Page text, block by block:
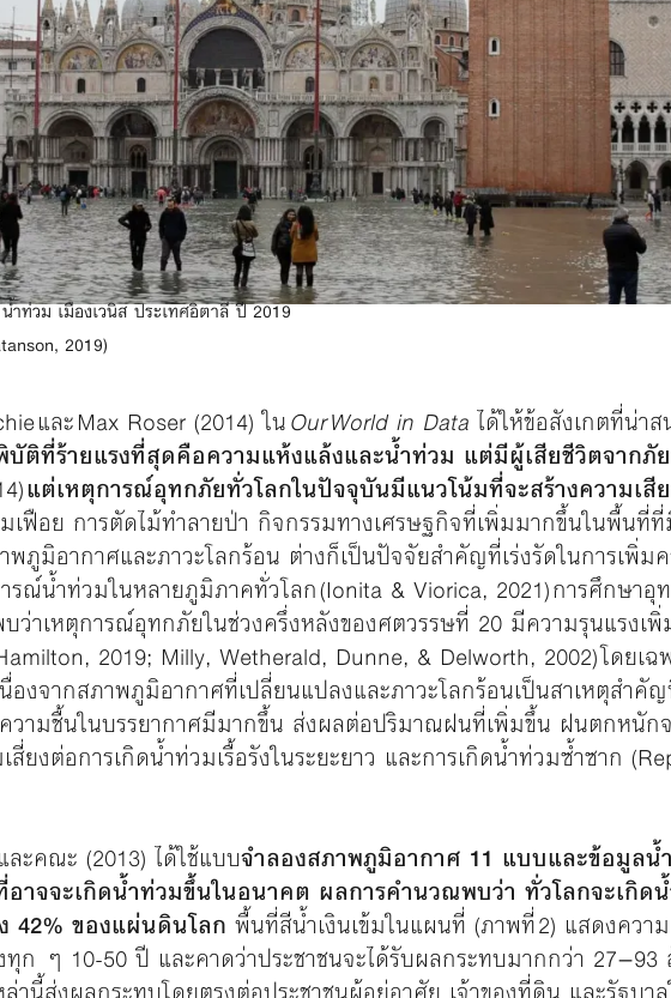
ำท่วม เมืองเวนิส ประเทศอิตาลี ปี 2019
2019)
และ Max Roser (2014) ในOur World in Dataได้ให้ข้อสังเกตที่น่า
ติที่ร้ายแรงที่สุดคือความแห้งแล้งและน้ำท่วม แต่มีผู้เสียชีวิตจากภั
แต่เหตุการณ์อุทกภัยทั่วโลกในปัจจุบันมีแนวโน้มที่จะสร้างความเ
เฟือย การตัดไม้ทำลายป่า กิจกรรมทางเศรษฐกิจที่เพิ่มมากขึ้นในพื้นที่ที่
ภูมิอากาศและภาวะโลกร้อน ต่างก็เป็นปัจจัยสำคัญที่เร่งรัดในการเพิ่ม
รณ์น้ำท่วมในหลายภูมิภาคทั่วโลก (Ionita & Viorica, 2021) การศึกษา
ว่าเหตุการณ์อุทกภัยในช่วงครึ่งหลังของศตวรรษที่ 20 มีความรุนแรงเ
2019; Milly, Wetherald, Dunne, & Delworth, 2002) โดยเ
งจากสภาพภูมิอากาศที่เปลี่ยนแปลงและภาวะโลกร้อนเป็นสาเหตุสำคั
ความชื้นในบรรยากาศมีมากขึ้น ส่งผลต่อปริมาณฝนที่เพิ่มขึ้น ฝนตกหนัก
สี่ยงต่อการเกิดน้ำท่วมเรื้อรังในระยะยาว และการเกิดน้ำท่วมซ้ำซาก
ละคณะ (2013) ได้ใช้แบบจำลองสภาพภูมิอากาศ 11 แบบและข้อมูลน้
าจจะเกิดน้ำท่วมขึ้นในอนาคต ผลการคำนวณพบว่า ทั่วโลกจะเกิ
42% ของแผ่นดินโลก พื้นที่สีน้ำเงินเข้มในแผนที่ (ภาพที่ 2) แสดงควา
ทุก ๆ 10-50 ปี และคาดว่าประชาชนจะได้รับผลกระทบมากกว่า 27–93